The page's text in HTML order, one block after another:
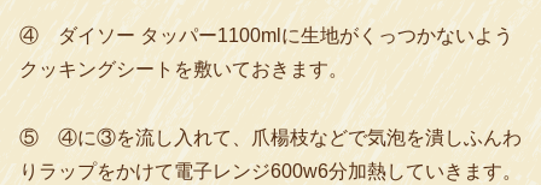
④
ダイソー タッパー1100mlに生地がくっつかないよう
クッキングシートを敷いておきます。
⑤ ④に③を流し入れて、爪楊枝などで気泡を潰しふんわ
りラップをかけて電子レンジ600w6分加熱していきます。